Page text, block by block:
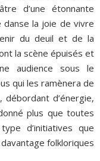
d’une étonnante
danse la joie de vivre
du deuil et de la
la scène épuisés et
audience sous le
qui les ramènera de
débordant d’énergie,
plus que toutes
d’initiatives que
folkloriques